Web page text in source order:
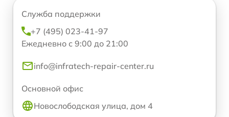
Служба поддержки
+7 (495) 023-41-97
Ежедневно с 9:00 до 21:00
info@infratech-repair-center.ru
Основной офис
Новослободская улица, дом 4